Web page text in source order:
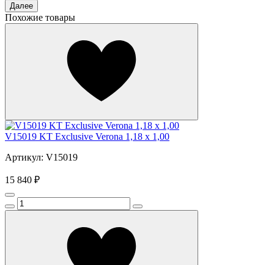
Далее
Похожие товары
V15019 KT Exclusive Verona 1,18 x 1,00
Артикул: V15019
15 840 ₽